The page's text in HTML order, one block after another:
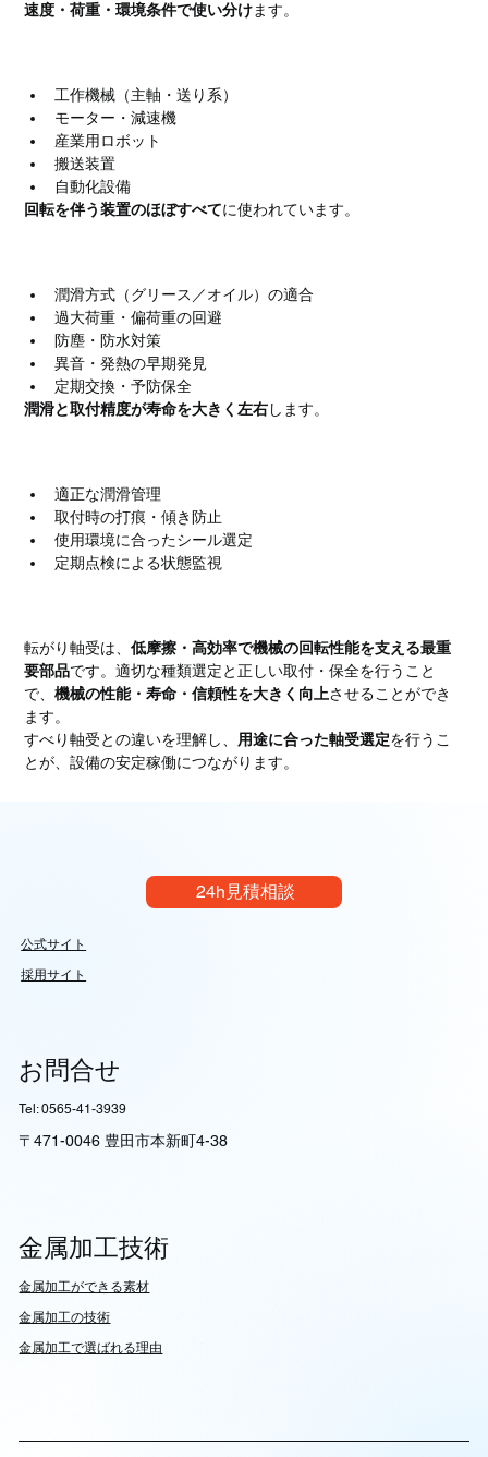
速度・荷重・環境条件で使い分けます。
工作機械（主軸・送り系）
モーター・減速機
産業用ロボット
搬送装置
自動化設備
回転を伴う装置のほぼすべてに使われています。
潤滑方式（グリース／オイル）の適合
過大荷重・偏荷重の回避
防塵・防水対策
異音・発熱の早期発見
定期交換・予防保全
潤滑と取付精度が寿命を大きく左右します。
適正な潤滑管理
取付時の打痕・傾き防止
使用環境に合ったシール選定
定期点検による状態監視
転がり軸受は、低摩擦・高効率で機械の回転性能を支える最重
要部品です。適切な種類選定と正しい取付・保全を行うこと
で、機械の性能・寿命・信頼性を大きく向上させることができ
ます。
すべり軸受との違いを理解し、 用途に合った軸受選定を行うこ
とが、設備の安定稼働につながります。
24h見積相談
公式サイト
採用サイト
お問合せ
Tel: 0565-41-3939
〒471-0046 豊田市本新町4-38
金属加工技術
​金属加工ができる素材
​金属加工の技術
金属加工で選ばれる理由